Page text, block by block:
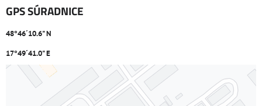
GPS SÚRADNICE
48°46´10.6" N
17°49´41.0" E